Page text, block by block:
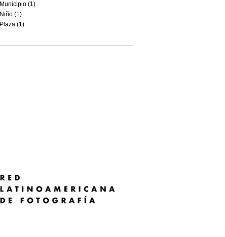
Municipio (1)
Niño (1)
Plaza (1)